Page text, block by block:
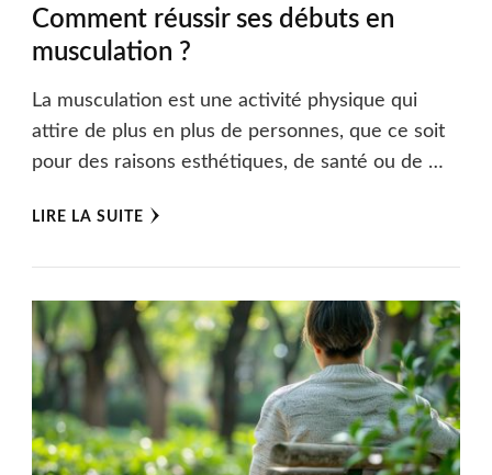
Comment réussir ses débuts en
musculation ?
La musculation est une activité physique qui
attire de plus en plus de personnes, que ce soit
pour des raisons esthétiques, de santé ou de …
LIRE LA SUITE